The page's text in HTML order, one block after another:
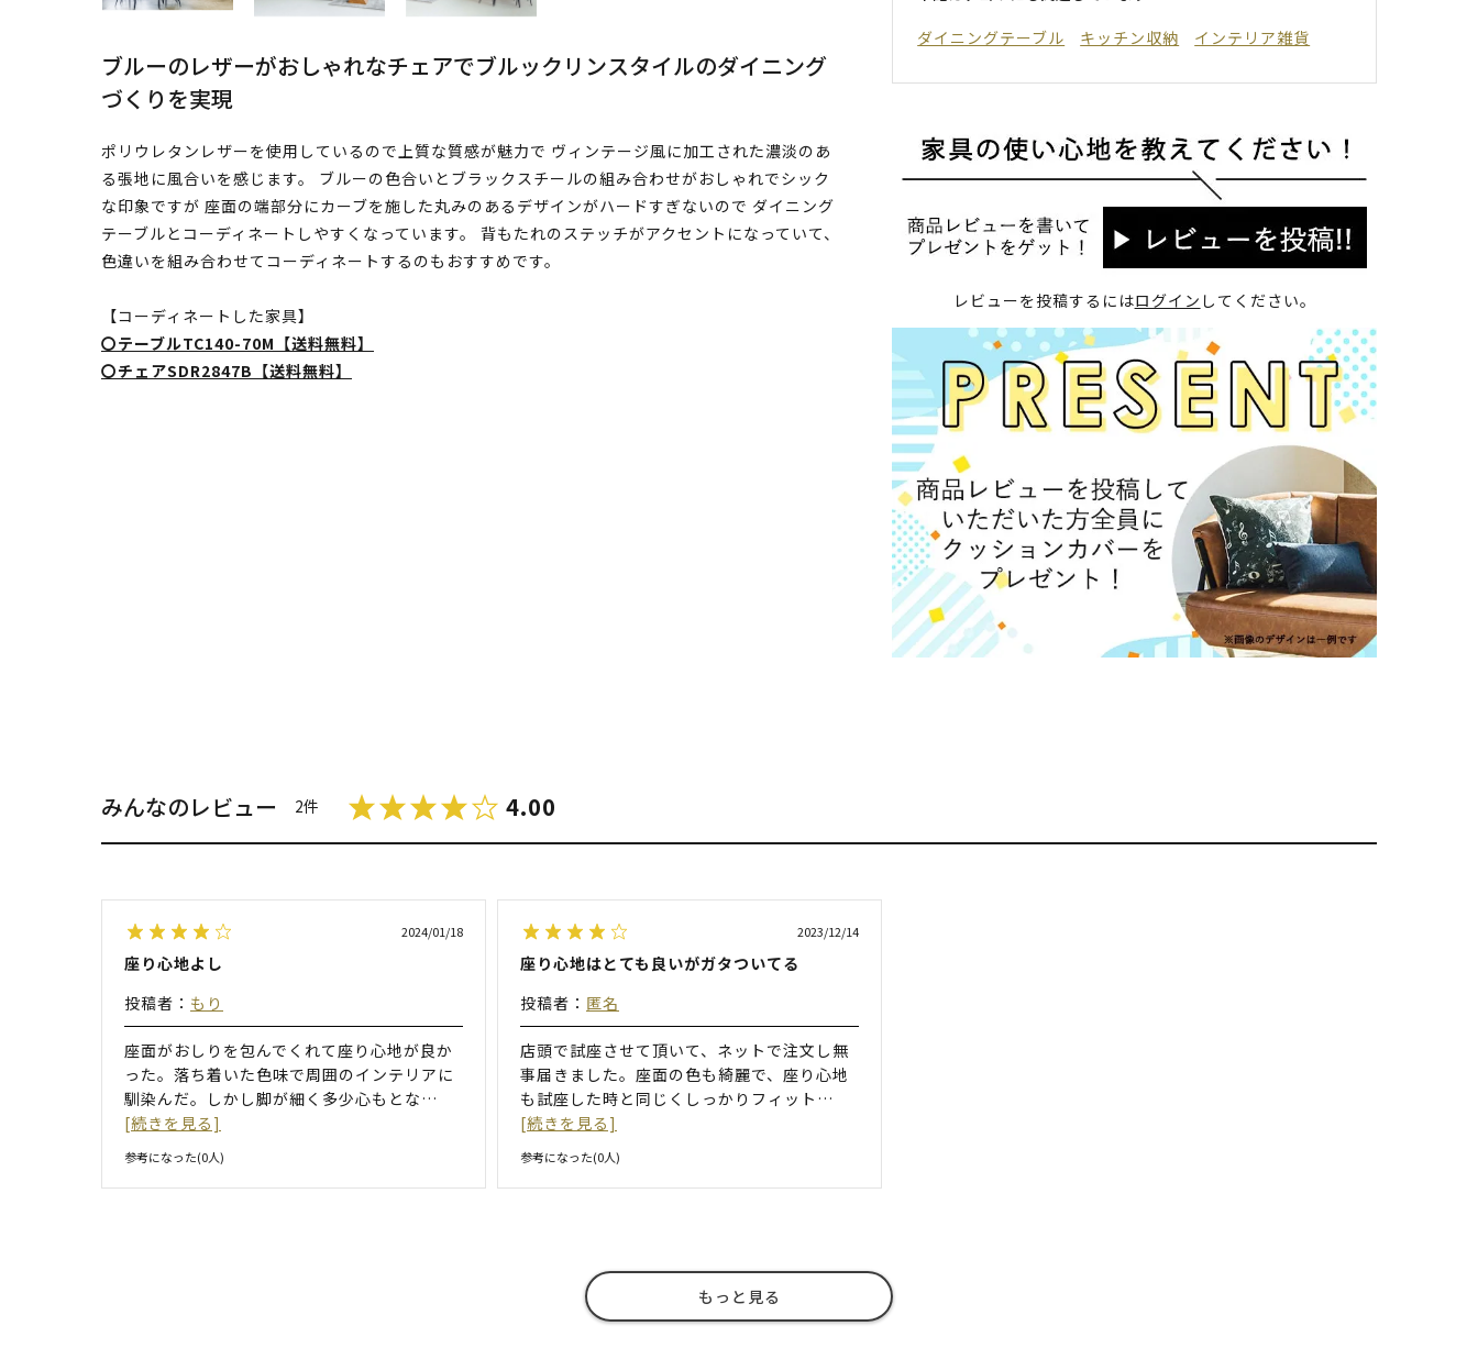
ブルーのレザーがおしゃれなチェアでブルックリンスタイルのダイニング
づくりを実現
ポリウレタンレザーを使用しているので上質な質感が魅力で ヴィンテージ風に加工された濃淡のあ
る張地に風合いを感じます。 ブルーの色合いとブラックスチールの組み合わせがおしゃれでシック
な印象ですが 座面の端部分にカーブを施した丸みのあるデザインがハードすぎないので ダイニング
テーブルとコーディネートしやすくなっています。 背もたれのステッチがアクセントになっていて、
色違いを組み合わせてコーディネートするのもおすすめです。
【コーディネートした家具】
〇テーブルTC140-70M【送料無料】
〇チェアSDR2847B【送料無料】
ダイニングテーブル
キッチン収納 インテリア雑貨
レビューを投稿するにはログイン してください。
みんなのレビュー 2件 4.00
2024/01/18
座り心地よし
投稿者： もり
座面がおしりを包んでくれて座り心地が良か
った。落ち着いた色味で周囲のインテリアに
馴染んだ。しかし脚が細く多少心もとな…
[続きを見る]
参考になった(0人)
2023/12/14
座り心地はとても良いがガタついてる
投稿者： 匿名
店頭で試座させて頂いて、ネットで注文し無
事届きました。座面の色も綺麗で、座り心地
も試座した時と同じくしっかりフィット …
[続きを見る]
参考になった(0人)
もっと見る